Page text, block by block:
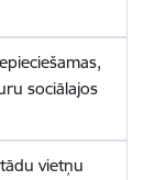
sociālajos
vietņu